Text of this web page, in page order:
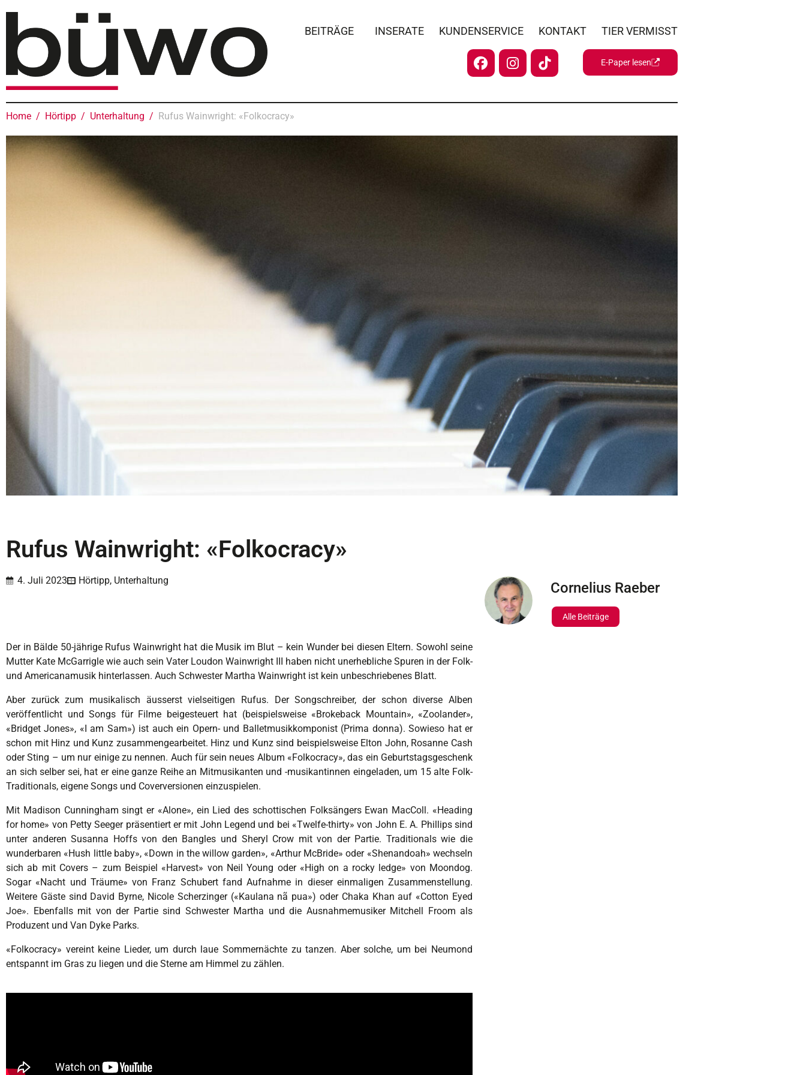
BEITRÄGE INSERATE KUNDENSERVICE KONTAKT TIER VERMISST
E-Paper lesen
Home Hörtipp Unterhaltung Rufus Wainwright: «Folkocracy»
Rufus Wainwright: «Folkocracy»
4. Juli 2023 Hörtipp, Unterhaltung Cornelius Raeber
Alle Beiträge
Der in Bälde 50-jährige Rufus Wainwright hat die Musik im Blut – kein Wunder bei diesen Eltern. Sowohl seine
Mutter Kate McGarrigle wie auch sein Vater Loudon Wainwright III haben nicht unerhebliche Spuren in der Folk-
und Americanamusik hinterlassen. Auch Schwester Martha Wainwright ist kein unbeschriebenes Blatt.
Aber zurück zum musikalisch äusserst vielseitigen Rufus. Der Songschreiber, der schon diverse Alben
veröffentlicht und Songs für Filme beigesteuert hat (beispielsweise «Brokeback Mountain», «Zoolander»,
«Bridget Jones», «I am Sam») ist auch ein Opern- und Balletmusikkomponist (Prima donna). Sowieso hat er
schon mit Hinz und Kunz zusammengearbeitet. Hinz und Kunz sind beispielsweise Elton John, Rosanne Cash
oder Sting – um nur einige zu nennen. Auch für sein neues Album «Folkocracy», das ein Geburtstagsgeschenk
an sich selber sei, hat er eine ganze Reihe an Mitmusikanten und -musikantinnen eingeladen, um 15 alte Folk-
Traditionals, eigene Songs und Coverversionen einzuspielen.
Mit Madison Cunningham singt er «Alone», ein Lied des schottischen Folksängers Ewan MacColl. «Heading
for home» von Petty Seeger präsentiert er mit John Legend und bei «Twelfe-thirty» von John E. A. Phillips sind
unter anderen Susanna Hoffs von den Bangles und Sheryl Crow mit von der Partie. Traditionals wie die
wunderbaren «Hush little baby», «Down in the willow garden», «Arthur McBride» oder «Shenandoah» wechseln
sich ab mit Covers – zum Beispiel «Harvest» von Neil Young oder «High on a rocky ledge» von Moondog.
Sogar «Nacht und Träume» von Franz Schubert fand Aufnahme in dieser einmaligen Zusammenstellung.
Weitere Gäste sind David Byrne, Nicole Scherzinger («Kaulana nã pua») oder Chaka Khan auf «Cotton Eyed
Joe». Ebenfalls mit von der Partie sind Schwester Martha und die Ausnahmemusiker Mitchell Froom als
Produzent und Van Dyke Parks.
«Folkocracy» vereint keine Lieder, um durch laue Sommernächte zu tanzen. Aber solche, um bei Neumond
entspannt im Gras zu liegen und die Sterne am Himmel zu zählen.